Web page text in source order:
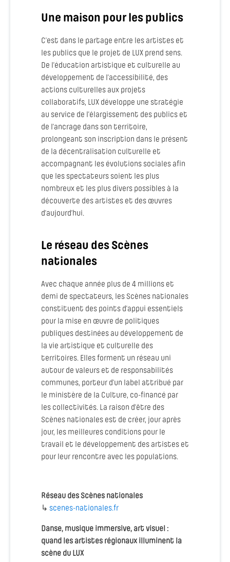
Une maison pour les publics
C’est dans le partage entre les artistes et
les publics que le projet de LUX prend sens.
De l’éducation artistique et culturelle au
développement de l’accessibilité, des
actions culturelles aux projets
collaboratifs, LUX développe une stratégie
au service de l’élargissement des publics et
de l’ancrage dans son territoire,
prolongeant son inscription dans le présent
de la décentralisation culturelle et
accompagnant les évolutions sociales afin
que les spectateurs soient les plus
nombreux et les plus divers possibles à la
découverte des artistes et des œuvres
d’aujourd’hui.
Le réseau des Scènes
nationales
Avec chaque année plus de 4 millions et
demi de spectateurs, les Scènes nationales
constituent des points d’appui essentiels
pour la mise en œuvre de politiques
publiques destinées au développement de
la vie artistique et culturelle des
territoires. Elles forment un réseau uni
autour de valeurs et de responsabilités
communes, porteur d’un label attribué par
le ministère de la Culture, co-financé par
les collectivités. La raison d’être des
Scènes nationales est de créer, jour après
jour, les meilleures conditions pour le
travail et le développement des artistes et
pour leur rencontre avec les populations.
Réseau des Scènes nationales
↳ scenes-nationales.fr
Danse, musique immersive, art visuel :
quand les artistes régionaux illuminent la
scène du LUX